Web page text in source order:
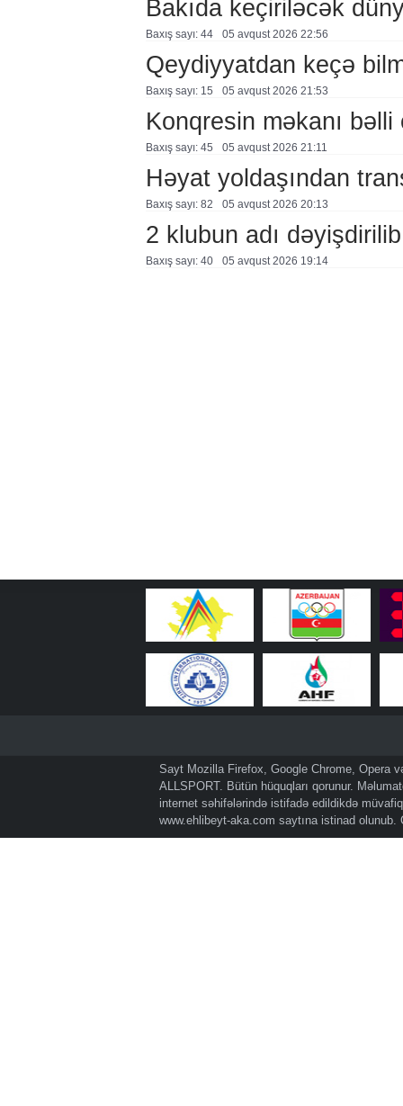
Bakıda keçiriləcək
Baxış sayı: 44 05 avqust 2026 22:56
Qeydiyyatdan keçə
Baxış sayı: 15 05 avqust 2026 21:53
Konqresin məkanı bəlli
Baxış sayı: 45 05 avqust 2026 21:11
Həyat yoldaşından
Baxış sayı: 82 05 avqust 2026 20:13
2 klubun adı dəyişdirilib
Baxış sayı: 40 05 avqust 2026 19:14
Sayt Mozilla Firefox, Google Chrome, Opera
ALLSPORT. Bütün hüquqları qorunur.
internet səhifələrində istifadə edildikdə
www.ehlibeyt-aka.com saytına istinad olunub.